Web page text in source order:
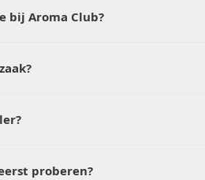
bij Aroma Club?
proberen?